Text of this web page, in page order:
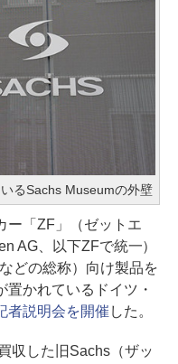
るSachs Museumの外壁
「ZF」（ゼットエ
AG、以下ZFで統一）
どの総称）向け製品を
かれているドイツ・
者説明会を開催 した。
収した旧Sachs（ザッ